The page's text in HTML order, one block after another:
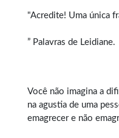
"Acredite! Uma única
” Palavras de Leidiane.
Você não imagina a
na agustia de uma
emagrecer e não